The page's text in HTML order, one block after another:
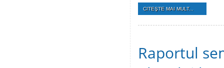
CITEŞTE MAI MULT...
Raportul